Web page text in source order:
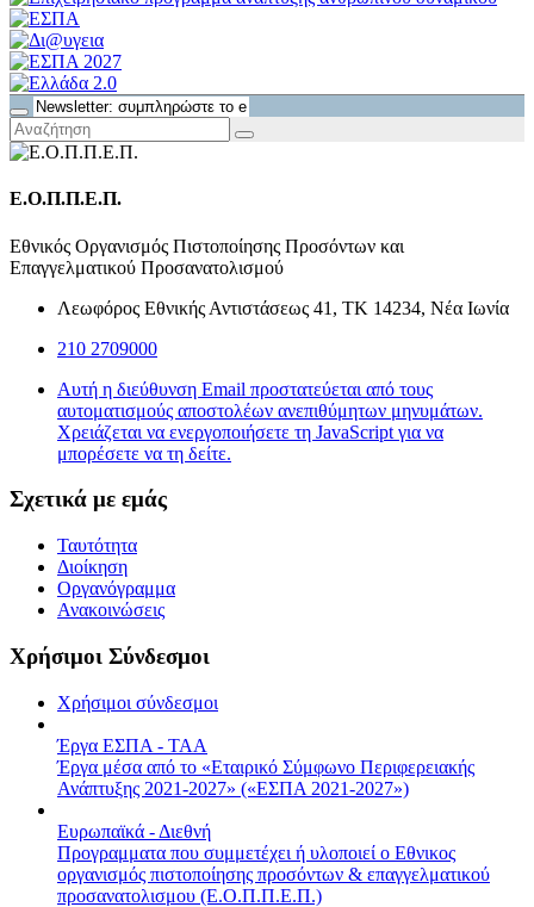
Ε.Ο.Π.Π.Ε.Π.
Εθνικός Οργανισμός Πιστοποίησης Προσόντων και
Επαγγελματικού Προσανατολισμού
Λεωφόρος Εθνικής Αντιστάσεως 41, ΤΚ 14234, Νέα Ιωνία
210 2709000
Αυτή η διεύθυνση Email προστατεύεται από τους
αυτοματισμούς αποστολέων ανεπιθύμητων μηνυμάτων.
Χρειάζεται να ενεργοποιήσετε τη JavaScript για να
μπορέσετε να τη δείτε.
Σχετικά με εμάς
Ταυτότητα
Διοίκηση
Οργανόγραμμα
Ανακοινώσεις
Χρήσιμοι Σύνδεσμοι
Χρήσιμοι σύνδεσμοι
Έργα ΕΣΠΑ - ΤΑΑ
Έργα μέσα από το «Εταιρικό Σύμφωνο Περιφερειακής
Ανάπτυξης 2021-2027» («ΕΣΠΑ 2021-2027»)
Ευρωπαϊκά - Διεθνή
Προγραμματα που συμμετέχει ή υλοποιεί ο Εθνικος
οργανισμός πιστοποίησης προσόντων & επαγγελματικού
προσανατολισμου (Ε.Ο.Π.Π.Ε.Π.)